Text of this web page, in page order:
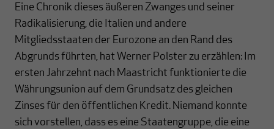
Eine Chronik dieses äußeren Zwanges und seiner
Radikalisierung, die Italien und andere
Mitgliedsstaaten der Eurozone an den Rand des
Abgrunds führten, hat Werner Polster zu erzählen: Im
ersten Jahrzehnt nach Maastricht funktionierte die
Währungsunion auf dem Grundsatz des gleichen
Zinses für den öffentlichen Kredit. Niemand konnte
sich vorstellen, dass es eine Staatengruppe, die eine